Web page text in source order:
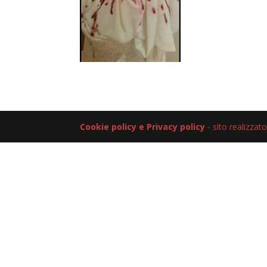
Cookie policy e Privacy policy - sito